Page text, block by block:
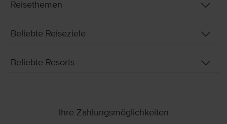
Reisethemen
Beliebte Reiseziele
Beliebte Resorts
Ihre Zahlungsmöglichkeiten